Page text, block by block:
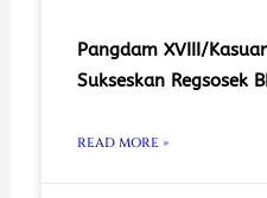
Pangdam XVIII/
Sukseskan Regsosek
READ MORE »